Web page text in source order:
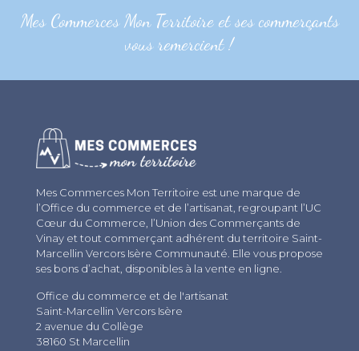
Mes Commerces Mon Territoire et ses commerçants
vous remercient !
Mes Commerces Mon Territoire est une marque de
l’Office du commerce et de l’artisanat, regroupant l’UC
Cœur du Commerce, l’Union des Commerçants de
Vinay et tout commerçant adhérent du territoire Saint-
Marcellin Vercors Isère Communauté. Elle vous propose
ses bons d’achat, disponibles à la vente en ligne.
Office du commerce et de l'artisanat
Saint-Marcellin Vercors Isère
2 avenue du Collège
38160 St Marcellin